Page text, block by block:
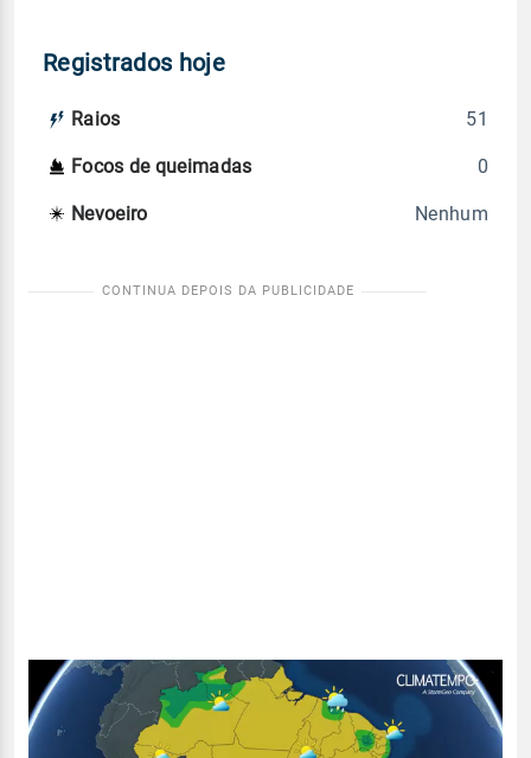
Registrados hoje
Raios 51
Focos de queimadas 0
Nevoeiro Nenhum